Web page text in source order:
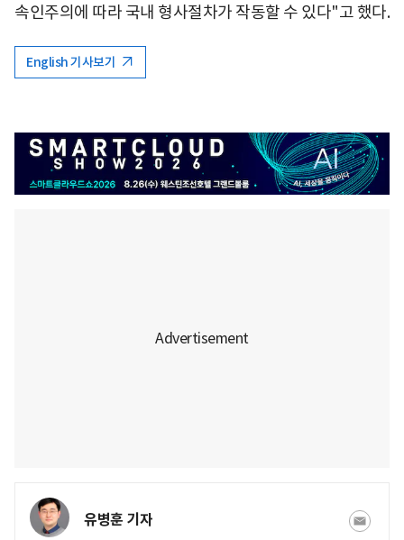
속인주의에 따라 국내 형사절차가 작동할 수 있다"고 했다.
English 기사보기
유병훈 기자